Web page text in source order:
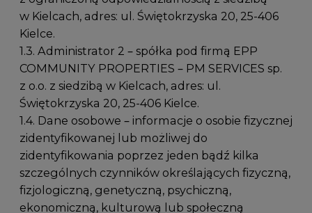
w Kielcach, adres: ul. Świętokrzyska 20, 25-406
Kielce.
1.3. Administrator 2 – spółka pod firmą EPP
COMMUNITY PROPERTIES – PM SERVICES sp.
z o.o. z siedzibą w Kielcach, adres: ul.
Świętokrzyska 20, 25-406 Kielce.
1.4. Dane osobowe – informacje o osobie fizycznej
zidentyfikowanej lub możliwej do
zidentyfikowania poprzez jeden bądź kilka
szczególnych czynników określających fizyczną,
fizjologiczną, genetyczną, psychiczną,
ekonomiczną, kulturową lub społeczną